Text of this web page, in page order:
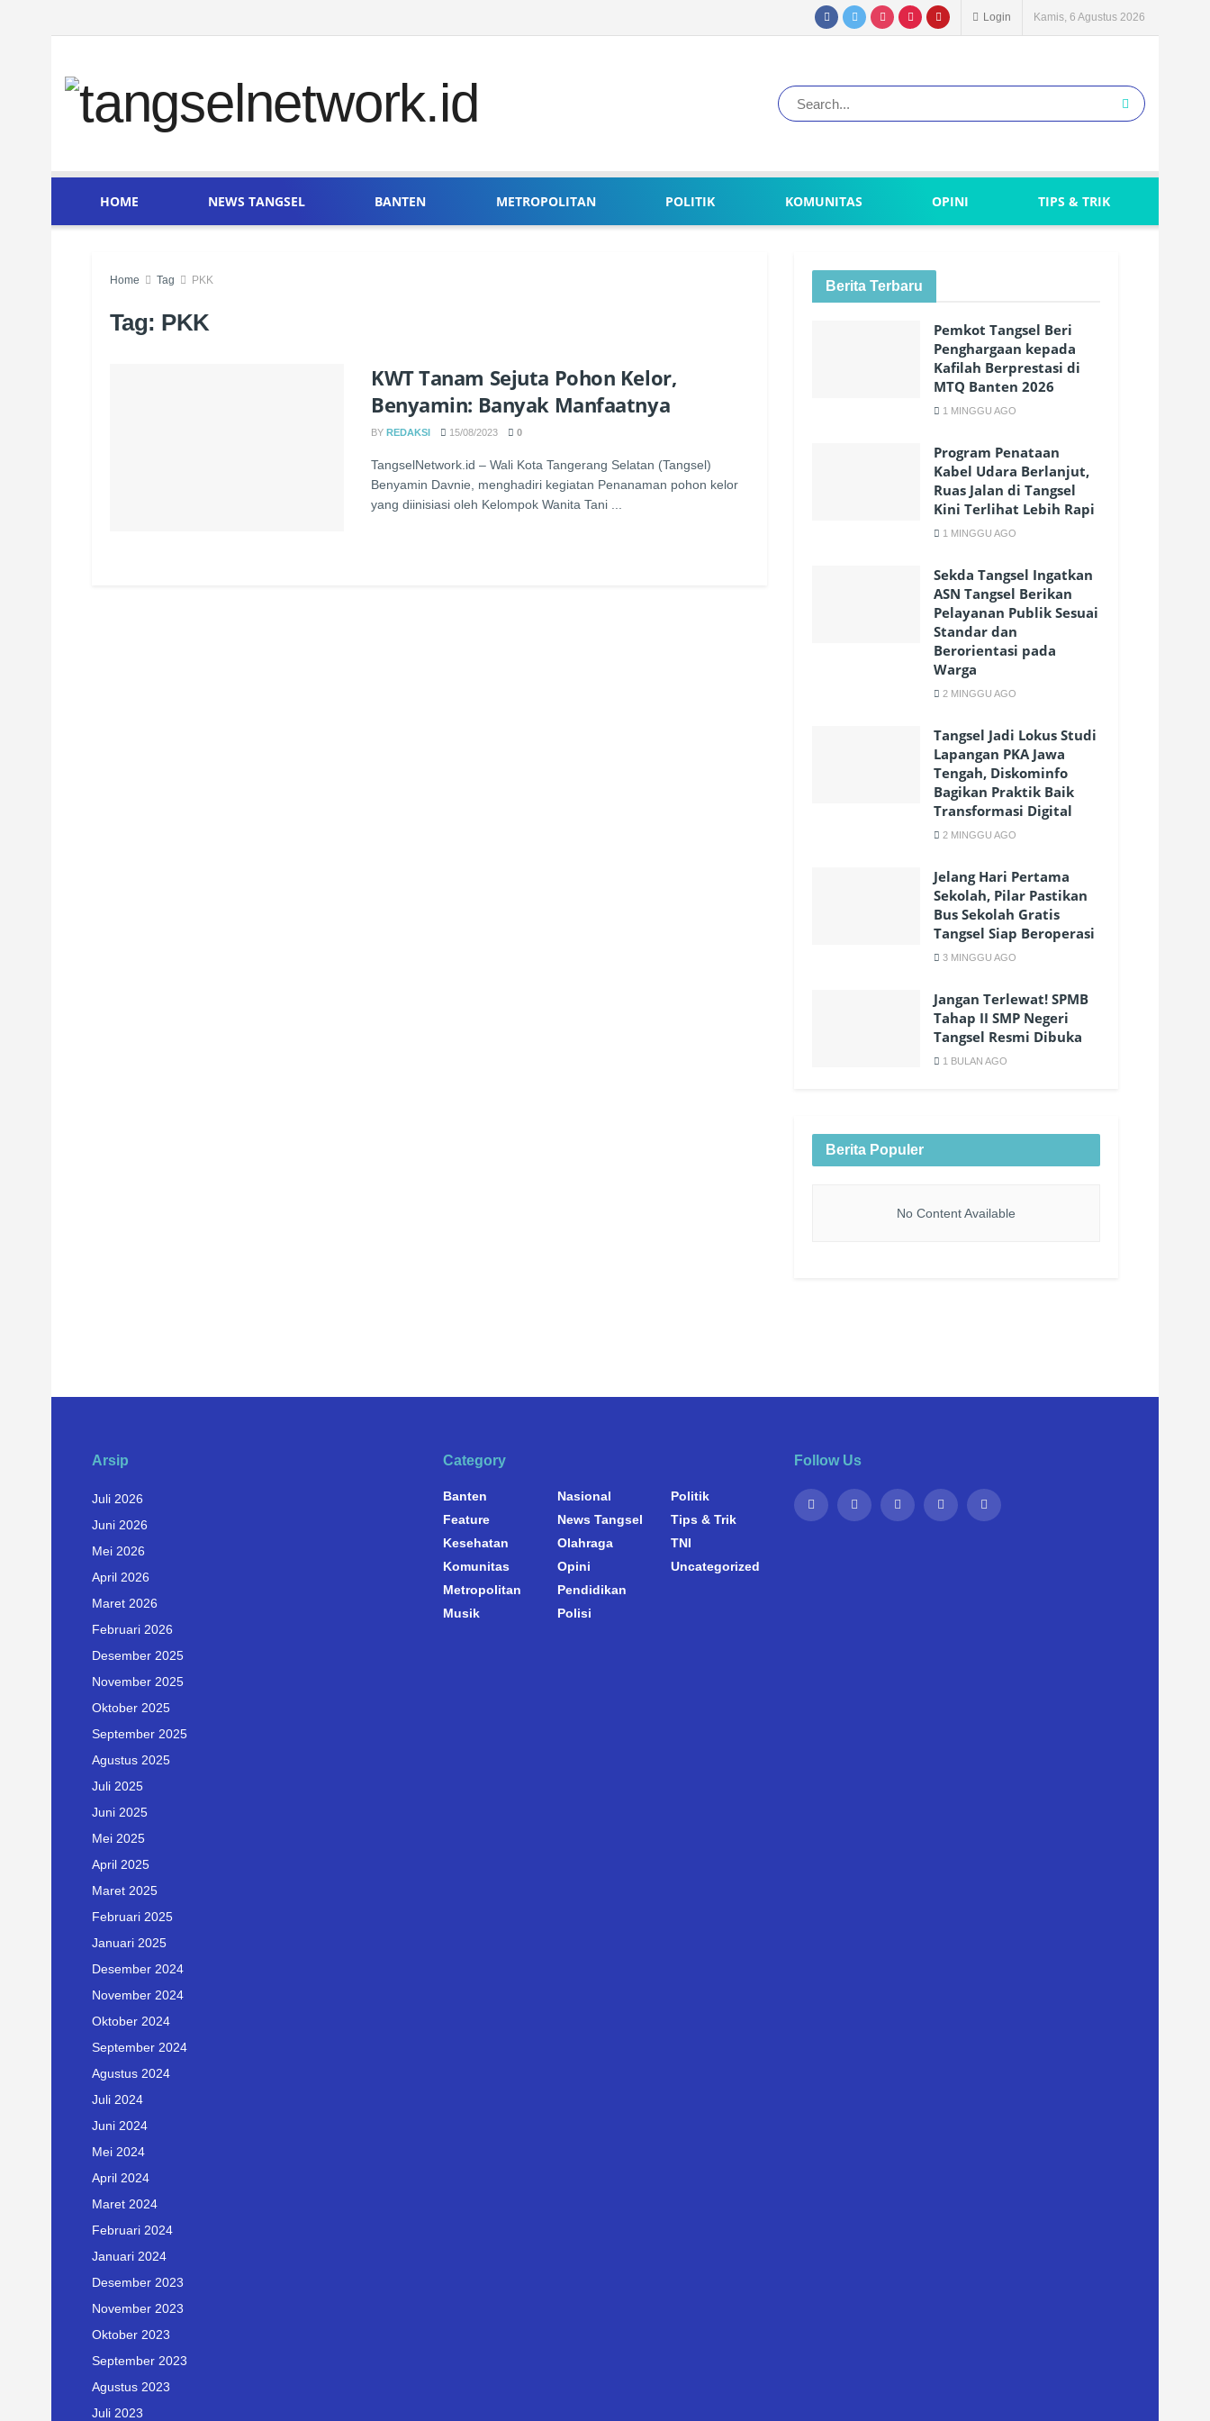
Login Kamis, 6 Agustus 2026
HOME NEWS TANGSEL BANTEN METROPOLITAN POLITIK KOMUNITAS OPINI TIPS & TRIK
Home Tag PKK
Tag: PKK
KWT Tanam Sejuta Pohon Kelor,
Benyamin: Banyak Manfaatnya
BY REDAKSI 15/08/2023 0
TangselNetwork.id – Wali Kota Tangerang Selatan (Tangsel)
Benyamin Davnie, menghadiri kegiatan Penanaman pohon kelor
yang diinisiasi oleh Kelompok Wanita Tani ...
Berita Terbaru
Pemkot Tangsel Beri
Penghargaan kepada
Kafilah Berprestasi di
MTQ Banten 2026
1 MINGGU AGO
Program Penataan
Kabel Udara Berlanjut,
Ruas Jalan di Tangsel
Kini Terlihat Lebih Rapi
1 MINGGU AGO
Sekda Tangsel Ingatkan
ASN Tangsel Berikan
Pelayanan Publik Sesuai
Standar dan
Berorientasi pada
Warga
2 MINGGU AGO
Tangsel Jadi Lokus Studi
Lapangan PKA Jawa
Tengah, Diskominfo
Bagikan Praktik Baik
Transformasi Digital
2 MINGGU AGO
Jelang Hari Pertama
Sekolah, Pilar Pastikan
Bus Sekolah Gratis
Tangsel Siap Beroperasi
3 MINGGU AGO
Jangan Terlewat! SPMB
Tahap II SMP Negeri
Tangsel Resmi Dibuka
1 BULAN AGO
Berita Populer
No Content Available
Arsip
Juli 2026
Juni 2026
Mei 2026
April 2026
Maret 2026
Februari 2026
Desember 2025
November 2025
Oktober 2025
September 2025
Agustus 2025
Juli 2025
Juni 2025
Mei 2025
April 2025
Maret 2025
Februari 2025
Januari 2025
Desember 2024
November 2024
Oktober 2024
September 2024
Agustus 2024
Juli 2024
Juni 2024
Mei 2024
April 2024
Maret 2024
Februari 2024
Januari 2024
Desember 2023
November 2023
Oktober 2023
September 2023
Agustus 2023
Juli 2023
Category
Banten
Feature
Kesehatan
Komunitas
Metropolitan
Musik
Nasional
News Tangsel
Olahraga
Opini
Pendidikan
Polisi
Politik
Tips & Trik
TNI
Uncategorized
Follow Us